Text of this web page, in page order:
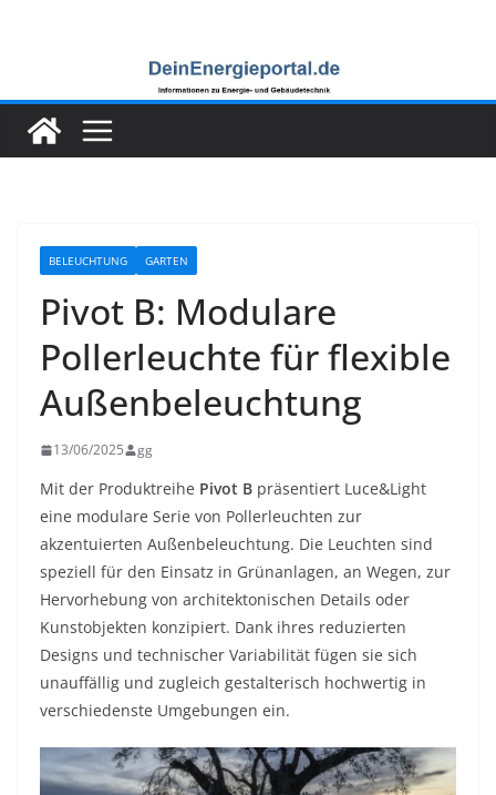
BELEUCHTUNG GARTEN
Pivot B: Modulare
Pollerleuchte für flexible
Außenbeleuchtung
13/06/2025 gg
Mit der Produktreihe Pivot B präsentiert Luce&Light
eine modulare Serie von Pollerleuchten zur
akzentuierten Außenbeleuchtung. Die Leuchten sind
speziell für den Einsatz in Grünanlagen, an Wegen, zur
Hervorhebung von architektonischen Details oder
Kunstobjekten konzipiert. Dank ihres reduzierten
Designs und technischer Variabilität fügen sie sich
unauffällig und zugleich gestalterisch hochwertig in
verschiedenste Umgebungen ein.